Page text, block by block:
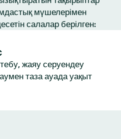
мүшелерімен
салалар берілген:
жаяу серуендеу
таза ауада уақыт